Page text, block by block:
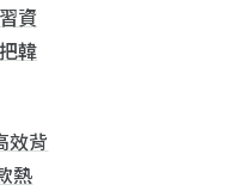
資
韓
效背
熱